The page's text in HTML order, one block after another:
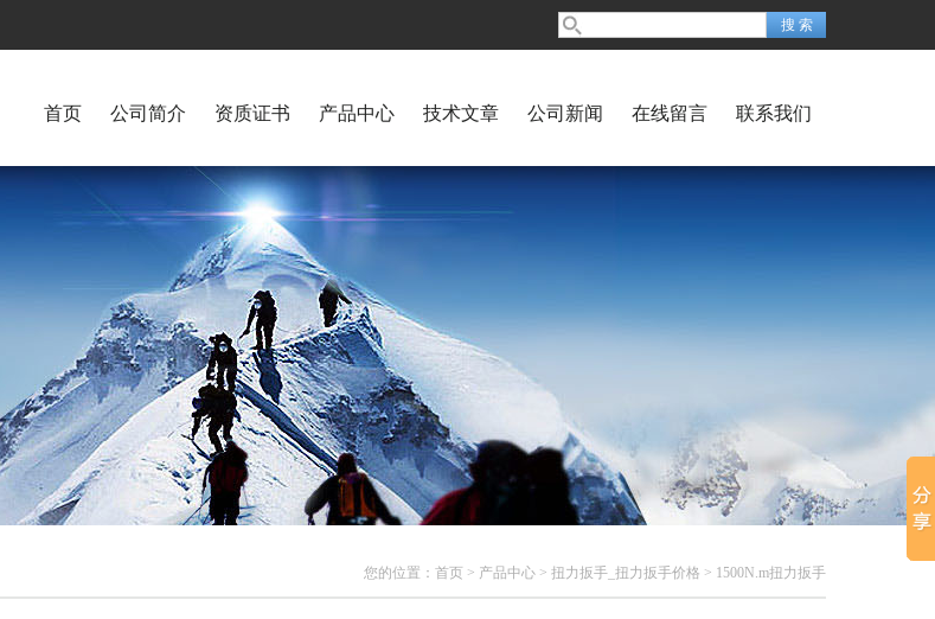
首页 公司简介 资质证书 产品中心 技术文章 公司新闻 在线留言 联系我们
您的位置： 首页 > 产品中心 > 扭力扳手_扭力扳手价格 > 1500N.m扭力扳手